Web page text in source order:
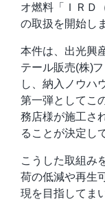
オ燃料「ＩＲＤ
の取扱を開始し
本件は、出光興
テール販売(株)
し、納入ノウハ
第一弾としてこ
務店様が施工さ
ることが決定し
こうした取組み
荷の低減や再生
現を目指してま